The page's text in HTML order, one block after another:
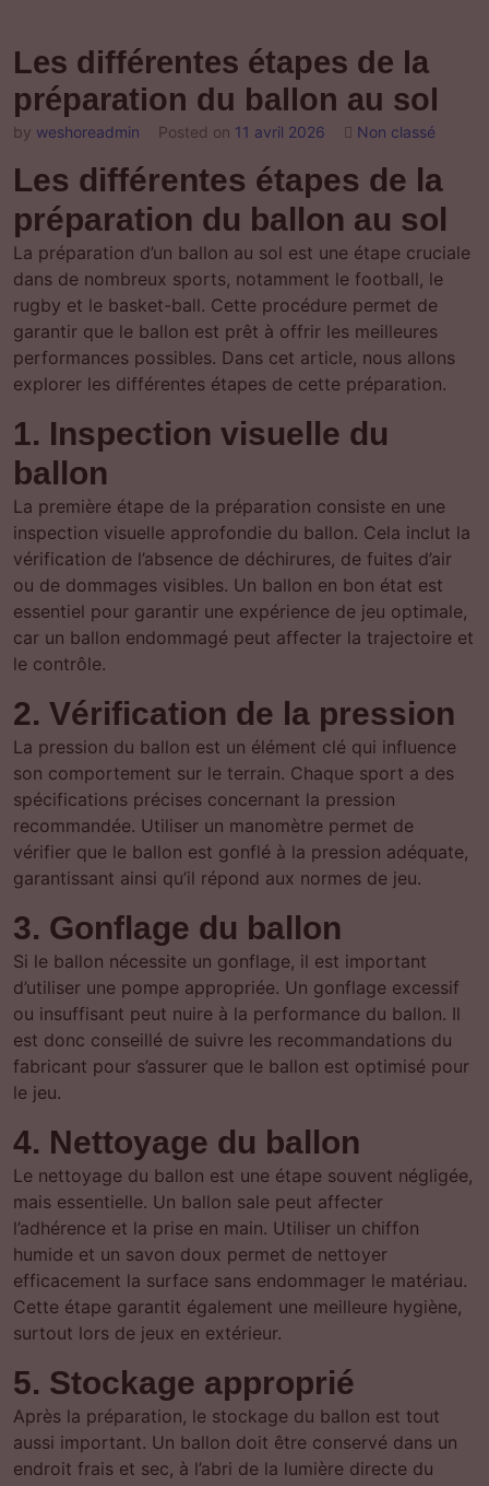
Les différentes étapes de la
préparation du ballon au sol
by weshoreadmin Posted on 11 avril 2026 Non classé
Les différentes étapes de la
préparation du ballon au sol
La préparation d’un ballon au sol est une étape cruciale
dans de nombreux sports, notamment le football, le
rugby et le basket-ball. Cette procédure permet de
garantir que le ballon est prêt à offrir les meilleures
performances possibles. Dans cet article, nous allons
explorer les différentes étapes de cette préparation.
1. Inspection visuelle du
ballon
La première étape de la préparation consiste en une
inspection visuelle approfondie du ballon. Cela inclut la
vérification de l’absence de déchirures, de fuites d’air
ou de dommages visibles. Un ballon en bon état est
essentiel pour garantir une expérience de jeu optimale,
car un ballon endommagé peut affecter la trajectoire et
le contrôle.
2. Vérification de la pression
La pression du ballon est un élément clé qui influence
son comportement sur le terrain. Chaque sport a des
spécifications précises concernant la pression
recommandée. Utiliser un manomètre permet de
vérifier que le ballon est gonflé à la pression adéquate,
garantissant ainsi qu’il répond aux normes de jeu.
3. Gonflage du ballon
Si le ballon nécessite un gonflage, il est important
d’utiliser une pompe appropriée. Un gonflage excessif
ou insuffisant peut nuire à la performance du ballon. Il
est donc conseillé de suivre les recommandations du
fabricant pour s’assurer que le ballon est optimisé pour
le jeu.
4. Nettoyage du ballon
Le nettoyage du ballon est une étape souvent négligée,
mais essentielle. Un ballon sale peut affecter
l’adhérence et la prise en main. Utiliser un chiffon
humide et un savon doux permet de nettoyer
efficacement la surface sans endommager le matériau.
Cette étape garantit également une meilleure hygiène,
surtout lors de jeux en extérieur.
5. Stockage approprié
Après la préparation, le stockage du ballon est tout
aussi important. Un ballon doit être conservé dans un
endroit frais et sec, à l’abri de la lumière directe du